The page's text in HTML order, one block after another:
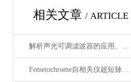
相关文章 / ARTICLE
解析声光可调滤波器的应用、原理以及使用特点
Femetochrome自相关仪超短脉冲测量的“时间显微镜”